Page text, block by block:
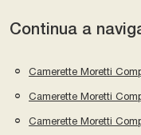
Continua a
Camerette Moretti
Camerette Moretti
Camerette Moretti